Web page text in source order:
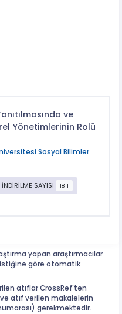
ve
Yönetimlerinin Rolü
Sosyal Bilimler
SAYISI 1811
yapan araştırmacılar
göre otomatik
atıflar CrossRef'ten
atıf verilen makalelerin
gerekmektedir.